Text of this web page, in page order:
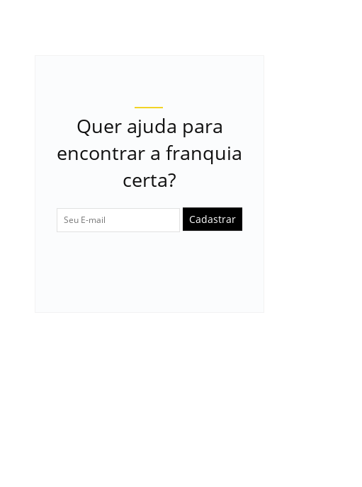
Quer ajuda para
encontrar a franquia
certa?
Cadastrar